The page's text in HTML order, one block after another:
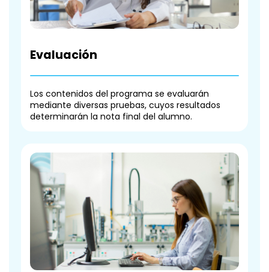
Evaluación
Los contenidos del programa se evaluarán
mediante diversas pruebas, cuyos resultados
determinarán la nota final del alumno.